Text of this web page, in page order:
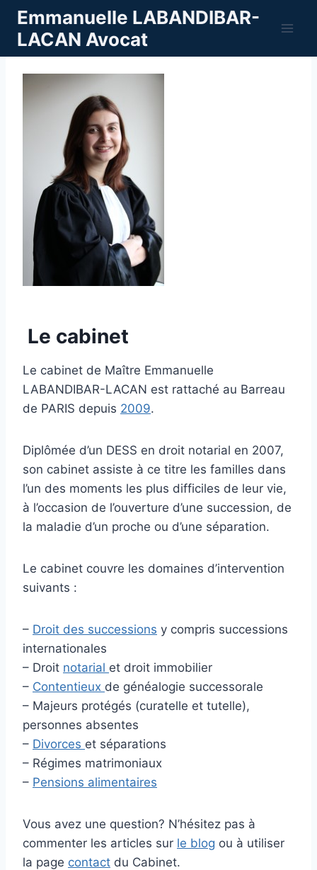
Aller
contenu
Emmanuelle LABANDIBAR-
LACAN Avocat
Le cabinet
Le cabinet de Maître Emmanuelle
LABANDIBAR-LACAN est rattaché au Barreau
de PARIS depuis 2009.
Diplômée d’un DESS en droit notarial en 2007,
son cabinet assiste à ce titre les familles dans
l’un des moments les plus difficiles de leur vie,
à l’occasion de l’ouverture d’une succession, de
la maladie d’un proche ou d’une séparation.
Le cabinet couvre les domaines d’intervention
suivants :
– Droit des successions y compris successions
internationales
– Droit notarial et droit immobilier
– Contentieux de généalogie successorale
– Majeurs protégés (curatelle et tutelle),
personnes absentes
– Divorces et séparations
– Régimes matrimoniaux
– Pensions alimentaires
Vous avez une question? N’hésitez pas à
commenter les articles sur le blog ou à utiliser
la page contact du Cabinet.